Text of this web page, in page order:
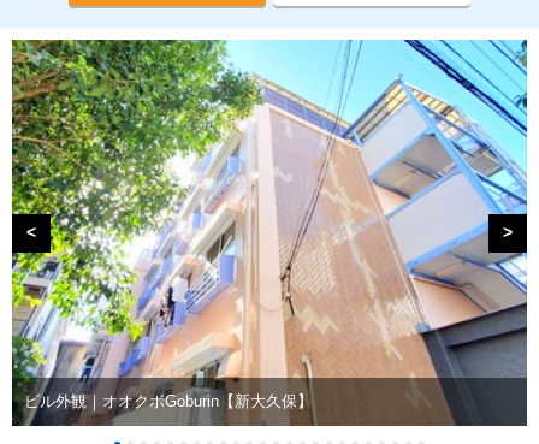
ビル外観｜オオクボGoburin【新大久保】
< >